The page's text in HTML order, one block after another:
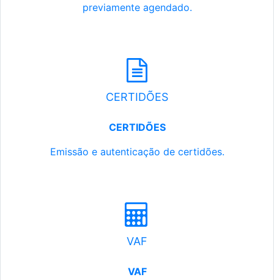
previamente agendado.
CERTIDÕES
CERTIDÕES
Emissão e autenticação de certidões.
VAF
VAF